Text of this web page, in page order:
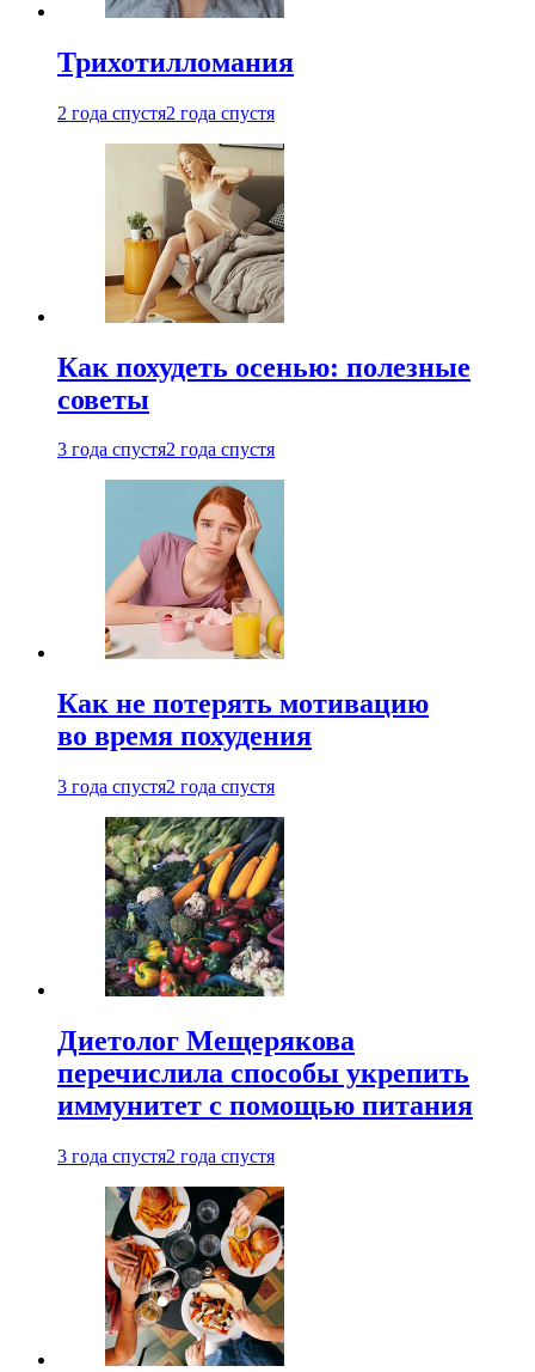
Трихотилломания
2 года спустя2 года спустя
Как похудеть осенью: полезные
советы
3 года спустя2 года спустя
Как не потерять мотивацию
во время похудения
3 года спустя2 года спустя
Диетолог Мещерякова
перечислила способы укрепить
иммунитет с помощью питания
3 года спустя2 года спустя